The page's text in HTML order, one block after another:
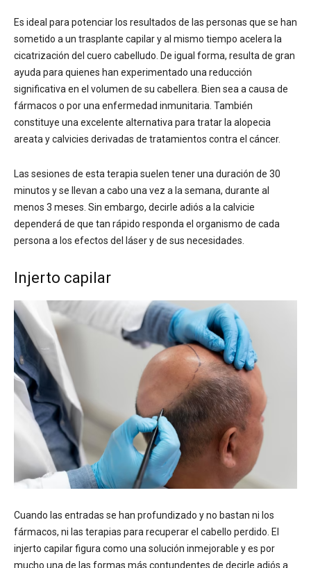
Es ideal para potenciar los resultados de las personas que se han
sometido a un trasplante capilar y al mismo tiempo acelera la
cicatrización del cuero cabelludo. De igual forma, resulta de gran
ayuda para quienes han experimentado una reducción
significativa en el volumen de su cabellera. Bien sea a causa de
fármacos o por una enfermedad inmunitaria. También
constituye una excelente alternativa para tratar la alopecia
areata y calvicies derivadas de tratamientos contra el cáncer.
Las sesiones de esta terapia suelen tener una duración de 30
minutos y se llevan a cabo una vez a la semana, durante al
menos 3 meses. Sin embargo, decirle adiós a la calvicie
dependerá de que tan rápido responda el organismo de cada
persona a los efectos del láser y de sus necesidades.
Injerto capilar
Cuando las entradas se han profundizado y no bastan ni los
fármacos, ni las terapias para recuperar el cabello perdido. El
injerto capilar figura como una solución inmejorable y es por
mucho una de las formas más contundentes de decirle adiós a